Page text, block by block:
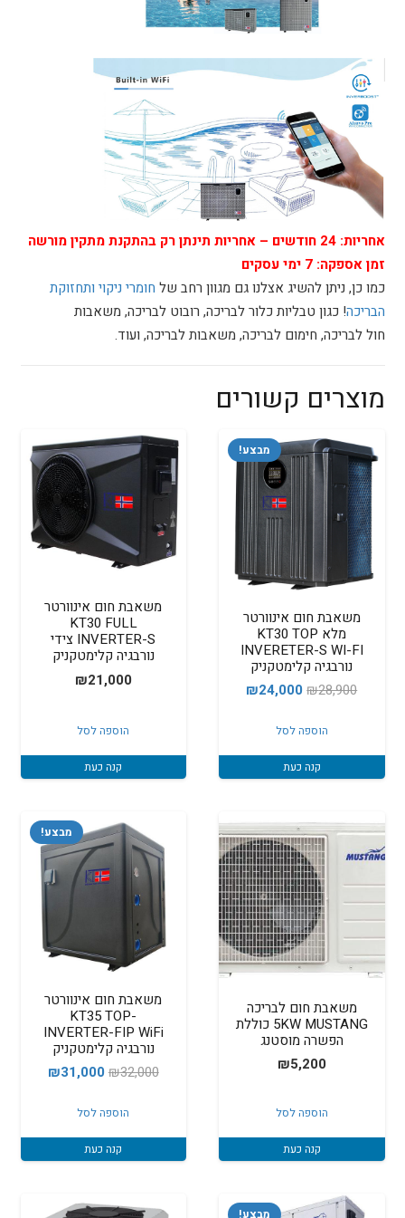
אחריות:24 חודשים – אחריות תינתן רק בהתקנת מתקין מורשה
זמן אספקה:7 ימי עסקים
כמו כן, ניתן להשיג אצלנו גם מגוון רחב של חומרי ניקוי ותחזוקת
הבריכה! כגון טבליות כלור לבריכה, רובוט לבריכה, משאבות
חול לבריכה, חימום לבריכה, משאבות לבריכה, ועוד.
מוצרים קשורים
מבצע!
משאבת חום אינוורטר
מלא KT30 TOP
INVERETER-S WI-FI
נורבגיה קלימטקניק
₪28,900
המחיר
היה:
₪28,900.
₪24,000
המחיר
₪24,000.
הוספה לסל
קנה כעת
משאבת חום אינוורטר
KT30 FULL
INVERTER-S צידי
נורבגיה קלימטקניק
₪21,000
הוספה לסל
קנה כעת
משאבת חום לבריכה
5KW MUSTANG כוללת
הפשרה מוסטנג
₪5,200
הוספה לסל
קנה כעת
מבצע!
משאבת חום אינוורטר
KT35 TOP-
INVERTER-FIP WiFi
נורבגיה קלימטקניק
₪32,000
המחיר
היה:
₪32,000.
₪31,000
הוספה לסל
קנה כעת
מבצע!